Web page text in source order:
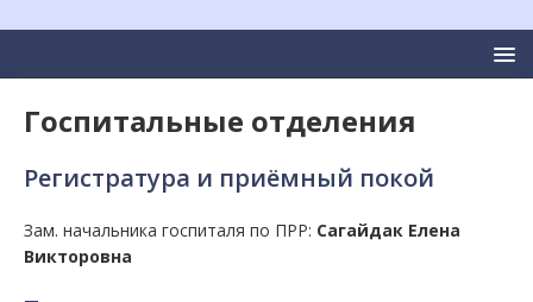
Госпитальные отделения
Регистратура и приёмный покой
Зам. начальника госпиталя по ПРР: Сагайдак Елена
Викторовна